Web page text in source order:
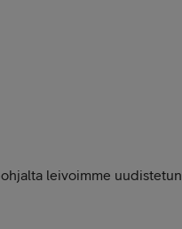
leivoimme uudistetun